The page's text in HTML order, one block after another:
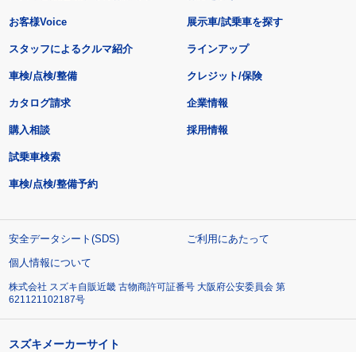
お客様Voice
スタッフによるクルマ紹介
展示車/試乗車を探す
ラインアップ
車検/点検/整備 クレジット/保険
カタログ請求
購入相談
試乗車検索
車検/点検/整備予約
企業情報
採用情報
安全データシート(SDS)
ご利用にあたって
個人情報について
株式会社 スズキ自販近畿 古物商許可証番号 大阪府公安委員会 第
621121102187号
スズキメーカーサイト